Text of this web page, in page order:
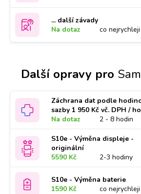
... další závady
Na dotaz
co nejrychleji
Další opravy pro
Záchrana dat podle
sazby 1 950 Kč vč. DPH /
Na dotaz
2 - 8 hodin
S10e - Výměna displeje -
originální
5590 Kč
2-3 hodiny
S10e - Výměna baterie
1590 Kč
co nejrychleji